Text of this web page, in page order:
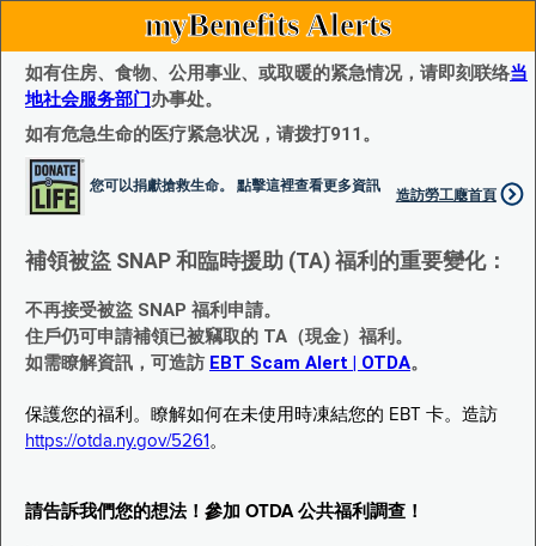
myBenefits Alerts
如有住房、食物、公用事业、或取暖的紧急情况，请即刻联络当
地社会服务部门办事处。
如有危急生命的医疗紧急状况，请拨打911。
您可以捐獻搶救生命。 點擊這裡查看更多資訊
造訪勞工廰首頁
補領被盜 SNAP 和臨時援助 (TA) 福利的重要變化：
不再接受被盜 SNAP 福利申請。
住戶仍可申請補領已被竊取的 TA（現金）福利。
如需瞭解資訊，可造訪 EBT Scam Alert | OTDA。
保護您的福利。瞭解如何在未使用時凍結您的 EBT 卡。造訪
https://otda.ny.gov/5261 。
請告訴我們您的想法！參加 OTDA 公共福利調查！